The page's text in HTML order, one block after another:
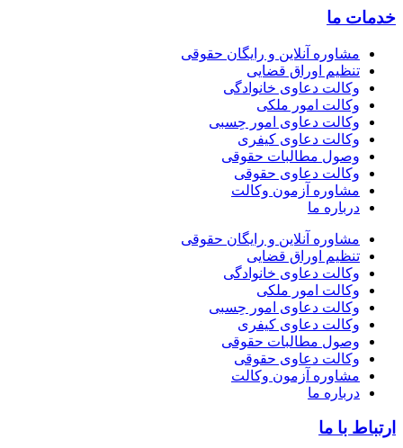
ما
مشاوره آنلاین و رایگان حقوقی
تنظیم اوراق قضایی
وکالت دعاوی خانوادگی
وکالت امور ملکی
وکالت دعاوی امور حِسبی
وکالت دعاوی کیفری
وصول مطالبات حقوقی
وکالت دعاوی حقوقی
مشاوره آزمون وکالت
درباره ما
مشاوره آنلاین و رایگان حقوقی
تنظیم اوراق قضایی
وکالت دعاوی خانوادگی
وکالت امور ملکی
وکالت دعاوی امور حِسبی
وکالت دعاوی کیفری
وصول مطالبات حقوقی
وکالت دعاوی حقوقی
مشاوره آزمون وکالت
درباره ما
با ما